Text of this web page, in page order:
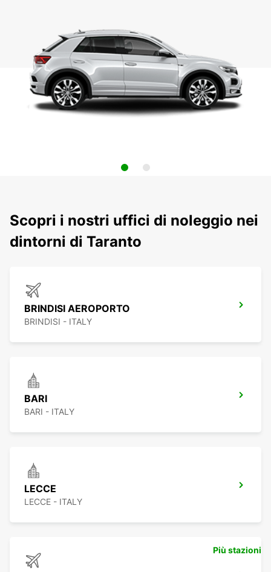
Scopri i nostri uffici di noleggio nei
dintorni di Taranto
BRINDISI AEROPORTO
BRINDISI - ITALY
BARI
BARI - ITALY
LECCE
LECCE - ITALY
Più stazioni